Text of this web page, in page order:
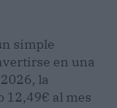
simple
en una
la
12,49€ al mes